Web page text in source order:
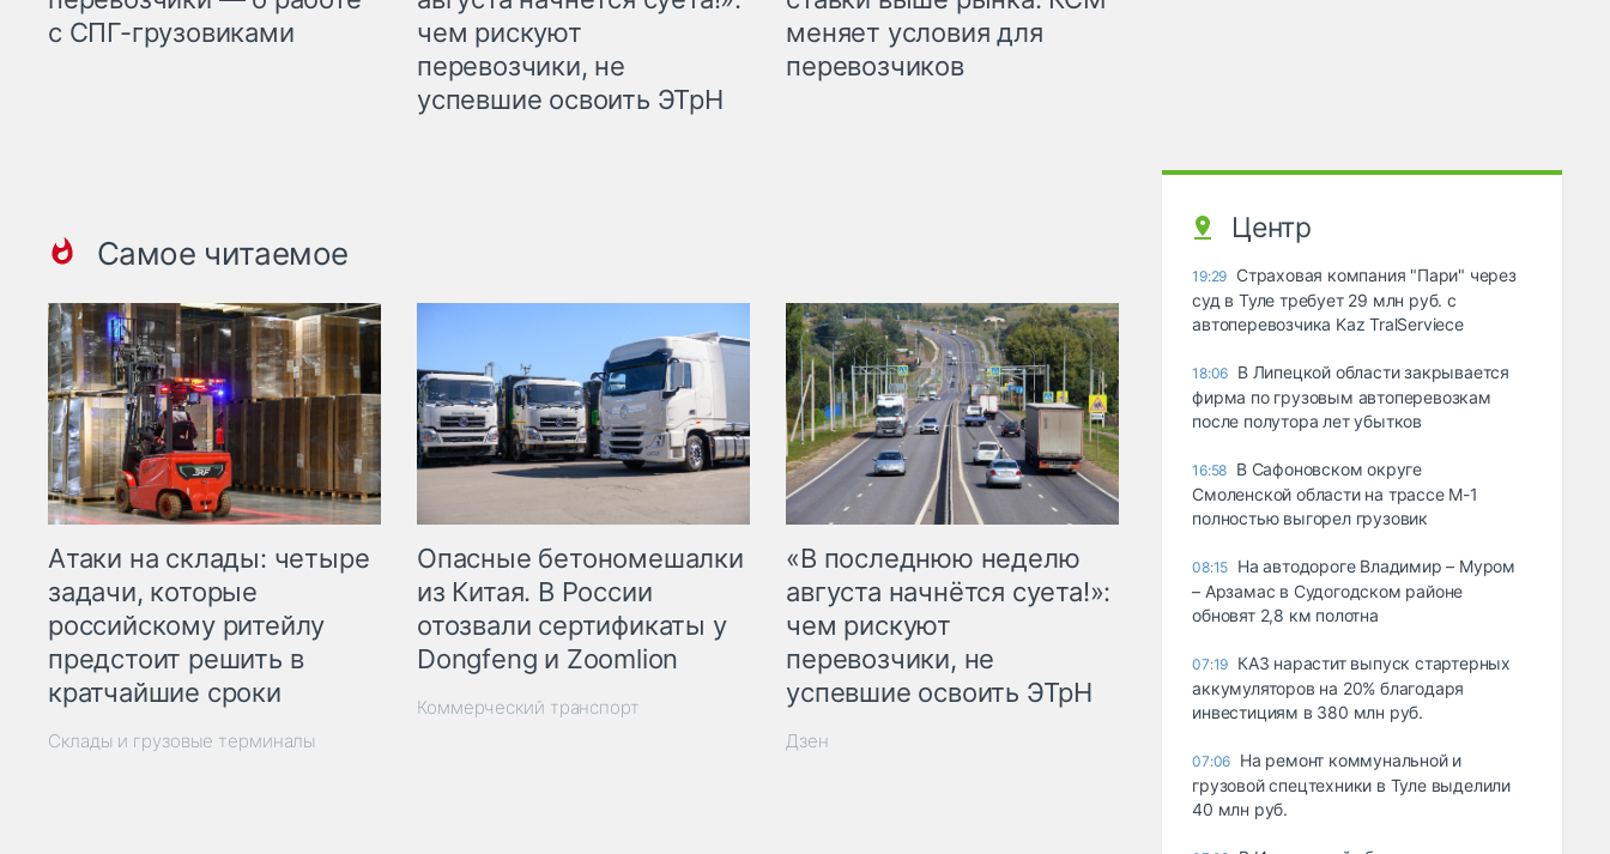
с СПГ-грузовиками
чем рискуют
перевозчики, не
успевшие освоить ЭТрН
меняет условия для
перевозчиков
Самое читаемое
Атаки на склады: четыре
задачи, которые
российскому ритейлу
предстоит решить в
кратчайшие сроки
Склады и грузовые терминалы
Опасные бетономешалки
из Китая. В России
отозвали сертификаты у
Dongfeng и Zoomlion
Коммерческий транспорт
«В последнюю неделю
августа начнётся суета!»:
чем рискуют
перевозчики, не
успевшие освоить ЭТрН
Дзен
Центр
19:29 Страховая компания "Пари" через
суд в Туле требует 29 млн руб. с
автоперевозчика Kaz TralServiece
18:06 В Липецкой области закрывается
фирма по грузовым автоперевозкам
после полутора лет убытков
16:58 В Сафоновском округе
Смоленской области на трассе М-1
полностью выгорел грузовик
08:15 На автодороге Владимир – Муром
– Арзамас в Судогодском районе
обновят 2,8 км полотна
07:19 КАЗ нарастит выпуск стартерных
аккумуляторов на 20% благодаря
инвестициям в 380 млн руб.
07:06 На ремонт коммунальной и
грузовой спецтехники в Туле выделили
40 млн руб.